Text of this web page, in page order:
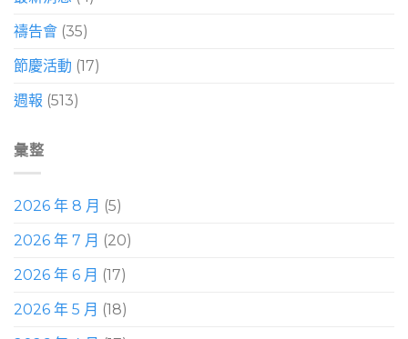
禱告會 (35)
節慶活動 (17)
週報 (513)
彙整
2026 年 8 月 (5)
2026 年 7 月 (20)
2026 年 6 月 (17)
2026 年 5 月 (18)